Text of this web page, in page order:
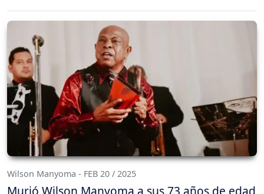
Wilson Manyoma - FEB 20 / 2025
Murió Wilson Manyoma a sus 73 años de edad